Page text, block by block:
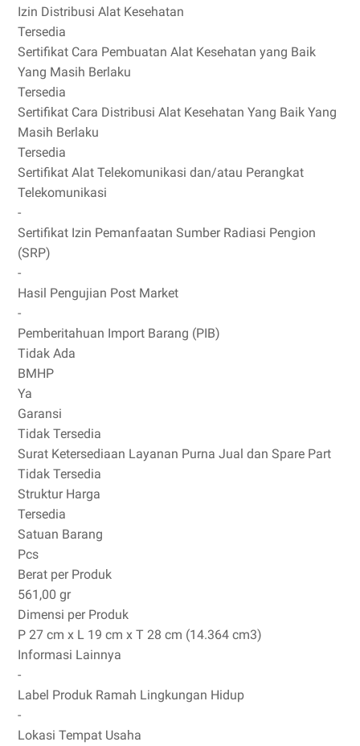
Izin Distribusi Alat Kesehatan
Tersedia
Sertifikat Cara Pembuatan Alat Kesehatan yang Baik
Yang Masih Berlaku
Tersedia
Sertifikat Cara Distribusi Alat Kesehatan Yang Baik Yang
Masih Berlaku
Tersedia
Sertifikat Alat Telekomunikasi dan/atau Perangkat
Telekomunikasi
-
Sertifikat Izin Pemanfaatan Sumber Radiasi Pengion
(SRP)
-
Hasil Pengujian Post Market
-
Pemberitahuan Import Barang (PIB)
Tidak Ada
BMHP
Ya
Garansi
Tidak Tersedia
Surat Ketersediaan Layanan Purna Jual dan Spare Part
Tidak Tersedia
Struktur Harga
Tersedia
Satuan Barang
Pcs
Berat per Produk
561,00 gr
Dimensi per Produk
P 27 cm x L 19 cm x T 28 cm (14.364 cm3)
Informasi Lainnya
-
Label Produk Ramah Lingkungan Hidup
-
Lokasi Tempat Usaha